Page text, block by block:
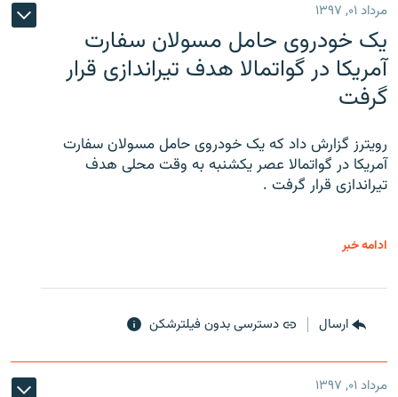
مرداد ۰۱, ۱۳۹۷
یک خودروی حامل مسولان سفارت
آمریکا در گواتمالا هدف تیراندازی قرار
گرفت
رویترز گزارش داد که یک خودروی حامل مسولان سفارت
آمریکا در گواتمالا عصر یکشنبه به وقت محلی هدف
تیراندازی قرار گرفت .
ادامه خبر
ارسال دسترسی بدون فیلترشکن
مرداد ۰۱, ۱۳۹۷